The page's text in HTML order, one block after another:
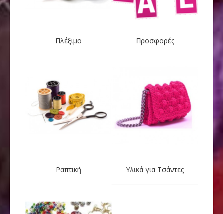
Πλέξιμο Προσφορές
Ραπτική Υλικά για Τσάντες